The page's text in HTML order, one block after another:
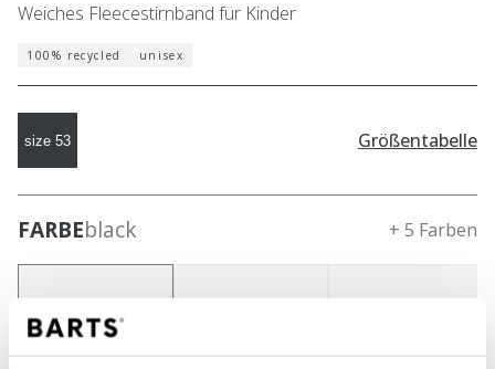
Weiches Fleecestirnband für Kinder
100% recycled unisex
size 53 Größentabelle
FARBEblack + 5 Farben